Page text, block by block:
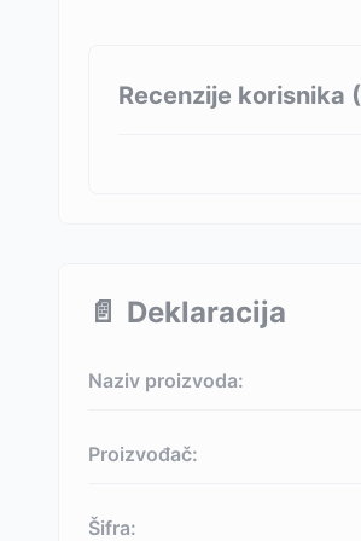
Recenzije korisnika (
📄 Deklaracija
Naziv proizvoda:
Proizvođač:
Šifra: